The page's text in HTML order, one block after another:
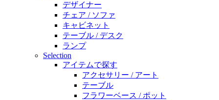
デザイナー
チェア / ソファ
キャビネット
テーブル / デスク
ランプ
Selection
アイテムで探す
アクセサリー / アート
テーブル
フラワーベース / ポット